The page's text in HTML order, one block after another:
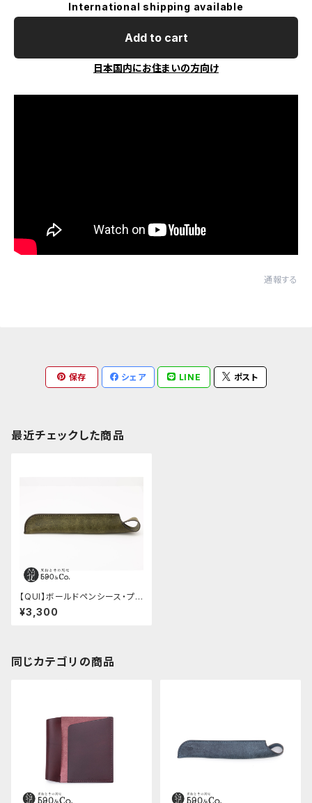
International shipping available
Add to cart
日本国内にお住まいの方向け
通報する
保存 シェア LINE ポスト
最近チェックした商品
【QUI】ボールドペンシース・プ
エブロ (オリーバ)
¥3,300
同じカテゴリの商品